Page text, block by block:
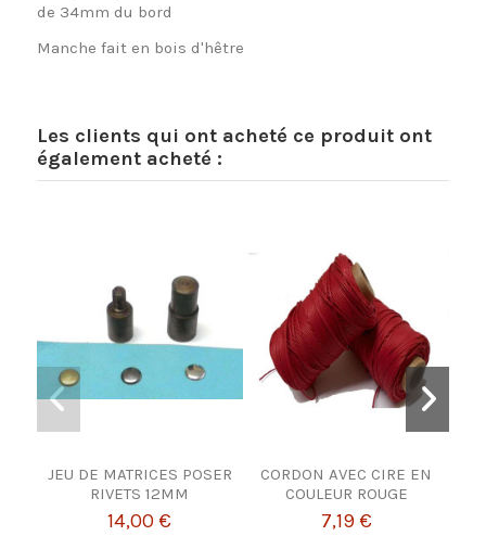
de 34mm du bord
Manche fait en bois d'hêtre
Les clients qui ont acheté ce produit ont
également acheté :
JEU DE MATRICES POSER
RIVETS 12MM
14,00 €
CORDON AVEC CIRE EN
COULEUR ROUGE
7,19 €